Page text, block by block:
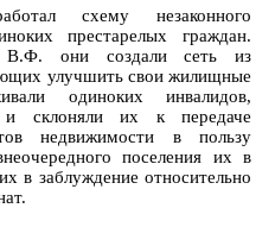
схему незаконного
престарелых граждан.
они создали сеть из
улучшить свои жилищные
одиноких инвалидов,
и склоняли их к передаче
недвижимости в пользу
поселения их в
в заблуждение относительно